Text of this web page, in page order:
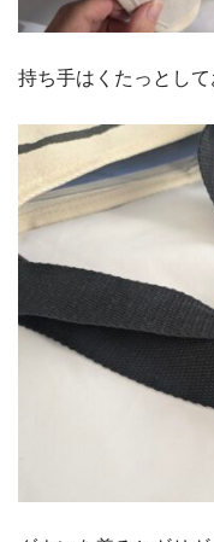
持ち手はくたっとし